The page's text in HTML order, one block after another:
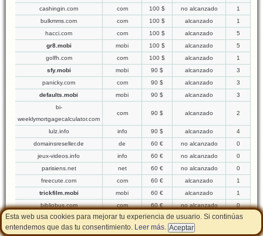
Esta web usa cookies para mejorar tu experiencia de usuario. Si continúas
entendemos que das tu consentimiento. Leer más.
cashingin.com
com 100 $ no alcanzado
1
bulkmms.com
com 100 $ alcanzado
1
hacci.com
com 100 $ alcanzado
5
gr8.mobi
mobi 100 $ alcanzado
5
golfh.com
com 100 $ alcanzado
1
sfy.mobi
mobi 90 $ alcanzado
3
panicky.com
com 90 $ alcanzado
3
defaults.mobi
mobi 90 $ alcanzado
3
bi-
weeklymortgagecalculator.com
com 90 $ alcanzado 2
lulz.info info 90 $ alcanzado
4
domainsreseller.de
de 60 € no alcanzado
0
jeux-videos.info
info 60 € no alcanzado
0
parisiens.net
net 60 € no alcanzado
0
freecute.com
com 60 € alcanzado
1
trickfilm.mobi
mobi 60 € alcanzado
1
bibliobus.com
com 60 € no alcanzado
0
herramientas.com.ar
com.ar 60 € no alcanzado
0
hebergeurs.net
net 60 € no alcanzado